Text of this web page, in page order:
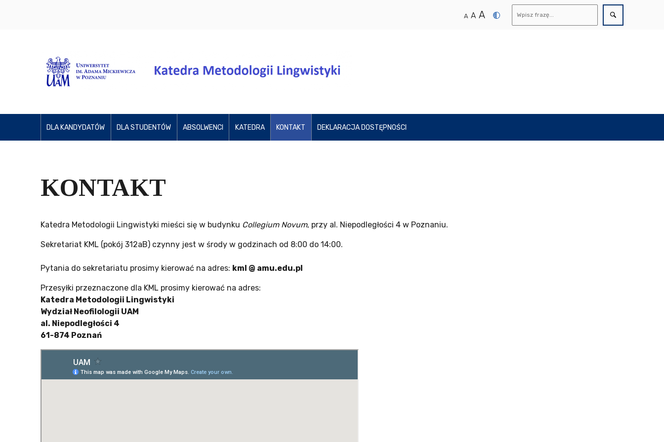
A A A
DLA KANDYDATÓW DLA STUDENTÓW ABSOLWENCI KATEDRA KONTAKT DEKLARACJA DOSTĘPNOŚCI
KONTAKT
Katedra Metodologii Lingwistyki mieści się w budynku Collegium Novum, przy al. Niepodległości 4 w Poznaniu.
Sekretariat KML (pokój 312aB) czynny jest w środy w godzinach od 8:00 do 14:00.
Pytania do sekretariatu prosimy kierować na adres: kml @ amu.edu.pl
Przesyłki przeznaczone dla KML prosimy kierować na adres:
Katedra Metodologii Lingwistyki
Wydział Neofilologii UAM
al. Niepodległości 4
61-874 Poznań